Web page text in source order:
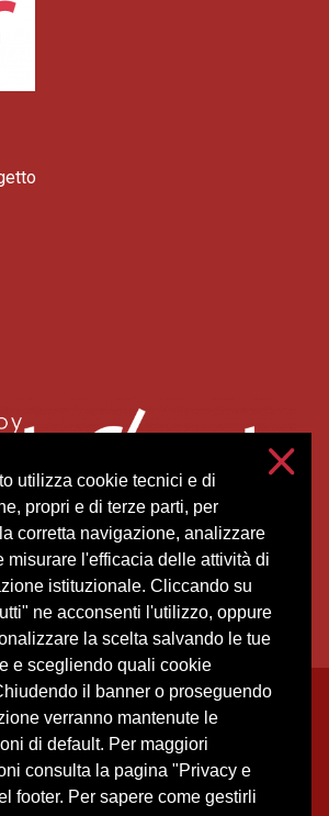
utilizza cookie tecnici e di
propri e di terze parti, per
corretta navigazione, analizzare
misurare l'efficacia delle attività di
istituzionale. Cliccando su
ne acconsenti l'utilizzo, oppure
la scelta salvando le tue
e scegliendo quali cookie
il banner o proseguendo
verranno mantenute le
di default. Per maggiori
consulta la pagina "Privacy e
footer. Per sapere come gestirli
degli Studi di Milano
del Perdono, 7 - 20122 Milano
Elettronica Certificata